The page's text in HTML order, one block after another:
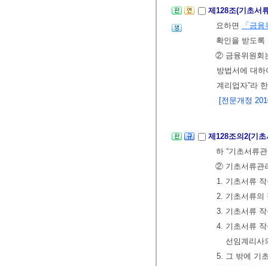
제128조(기초서
요하면
「금
확인을 받도
② 금융위원회
방법서에 대
계리업자”라
[전문개정
제128조의2(기
하 “기초서류
② 기초서류관
1. 기초서류
2. 기초서류의
3. 기초서류
4. 기초서류
선임계리사
5. 그 밖에 기